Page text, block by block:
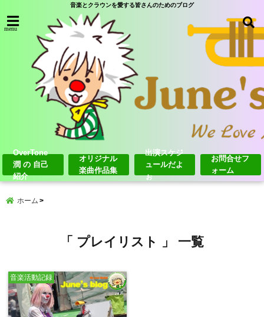
音楽とクラウンを愛する皆さんのためのブログ
menu
OverTone
潤 の 自己
紹介
オリジナル
楽曲作品集
出演スケジ
ュールだよ
ぉ
お問合せフ
ォーム
ホーム
「 プレイリスト 」 一覧
音楽活動記録